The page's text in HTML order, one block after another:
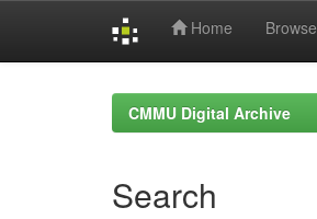
Home Browse
CMMU Digital Archive
Search